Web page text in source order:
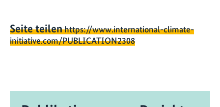
Seite teilenhttps://www.international-climate-
initiative.com/PUBLICATION2308